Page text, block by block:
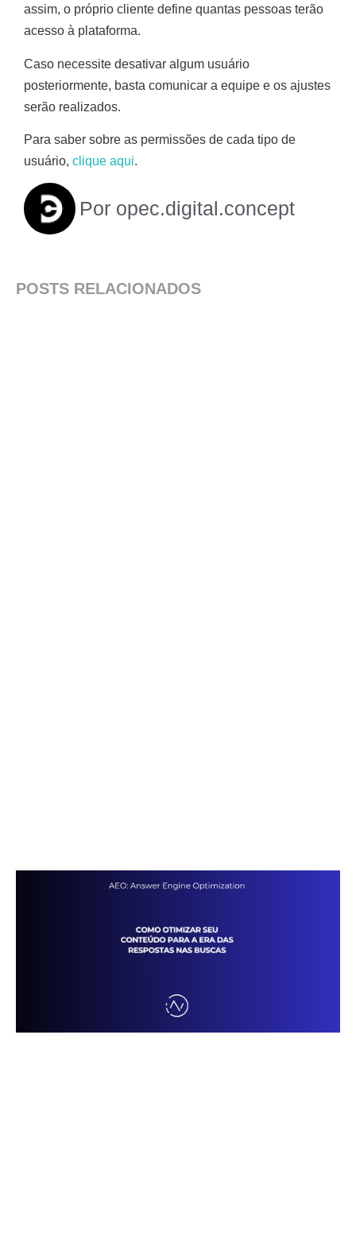
assim, o próprio cliente define quantas pessoas terão
acesso à plataforma.
Caso necessite desativar algum usuário
posteriormente, basta comunicar a equipe e os ajustes
serão realizados.
Para saber sobre as permissões de cada tipo de
usuário, clique aqui.
Por opec.digital.concept
POSTS RELACIONADOS